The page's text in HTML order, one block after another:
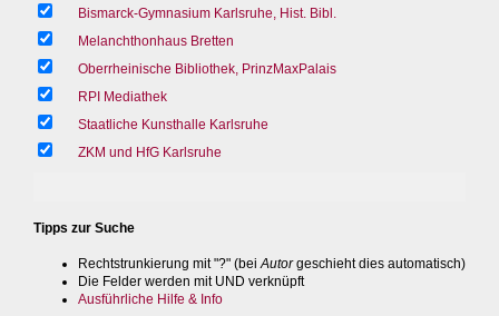
Bismarck-Gymnasium Karlsruhe, Hist. Bibl.
Melanchthonhaus Bretten
Oberrheinische Bibliothek, PrinzMaxPalais
RPI Mediathek
Staatliche Kunsthalle Karlsruhe
ZKM und HfG Karlsruhe
Tipps zur Suche
Rechtstrunkierung mit "?" (bei Autorgeschieht dies automatisch)
Die Felder werden mit UND verknüpft
Ausführliche Hilfe & Info